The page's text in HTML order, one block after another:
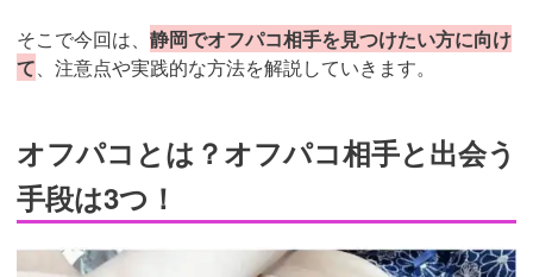
そこで今回は、 静岡でオフパコ相手を見つけたい方に向け
て、注意点や実践的な方法を解説していきます。
オフパコとは？オフパコ相手と出会う
手段は3つ！